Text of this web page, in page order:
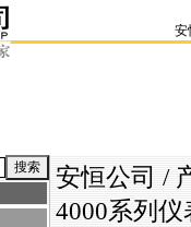
安
安恒公司 /
4000系列